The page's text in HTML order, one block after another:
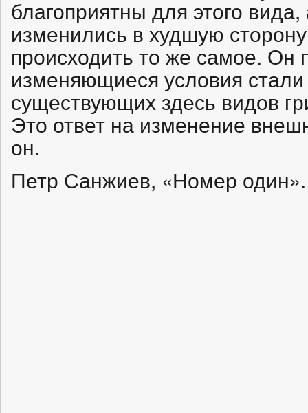
благоприятны для этого
изменились в худшую
происходить то же самое. Он
изменяющиеся условия
существующих здесь видов
Это ответ на изменение
он.
Петр Санжиев, «Номер один».